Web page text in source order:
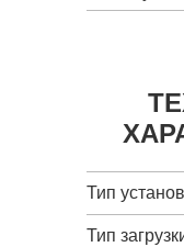
Тип
Тип